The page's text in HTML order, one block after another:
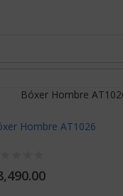
Hombre AT1026